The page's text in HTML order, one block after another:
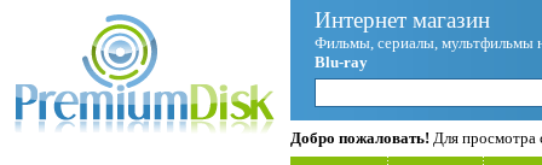
Интернет магазин
Фильмы, сериалы, мультфильмы
Blu-ray
Добро пожаловать! Для просмотра